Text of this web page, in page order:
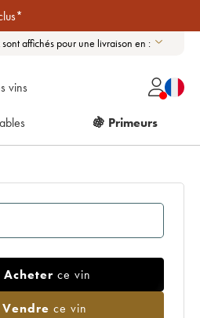
sont affichés pour une livraison en :
vins
🍇 Primeurs
Acheter ce vin
Vendre ce vin